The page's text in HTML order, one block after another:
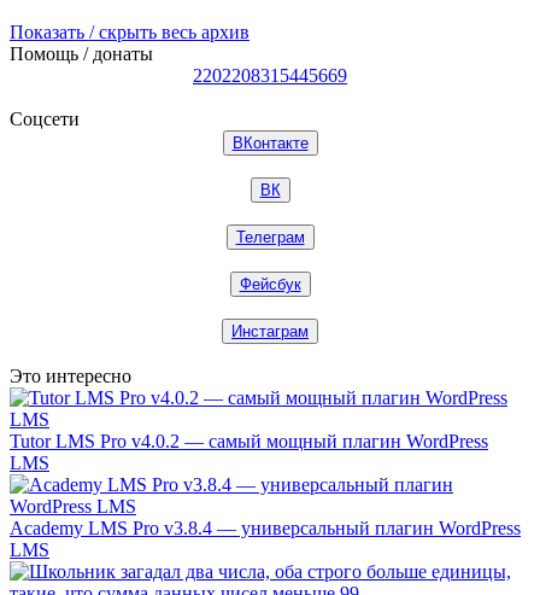
Показать / скрыть весь архив
Помощь / донаты
2202208315445669
Соцсети
ВКонтакте
ВК
Телеграм
Фейсбук
Инстаграм
Это интересно
Tutor LMS Pro v4.0.2 — самый мощный плагин WordPress
LMS
Academy LMS Pro v3.8.4 — универсальный плагин WordPress
LMS